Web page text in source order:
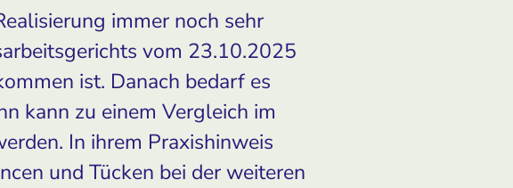
immer noch sehr
vom 23.10.2025
ist. Danach bedarf es
kann zu einem Vergleich im
In ihrem Praxishinweis
und Tücken bei der weiteren